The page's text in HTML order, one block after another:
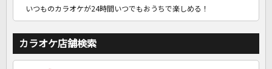
いつものカラオケが24時間いつでもおうちで楽しめる！
カラオケ店舗検索